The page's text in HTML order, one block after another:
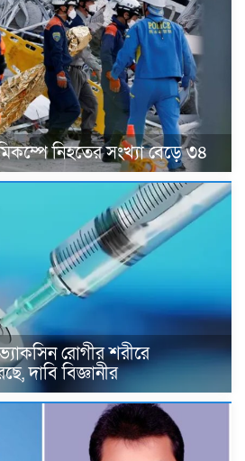
নিহতের সংখ্যা বেড়ে ৩৪
রোগীর শরীরে
দাবি বিজ্ঞানীর